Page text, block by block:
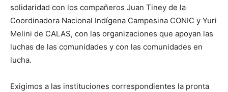
solidaridad con los compañeros Juan Tiney de la
Coordinadora Nacional Indígena Campesina CONIC y Yuri
Melini de CALAS, con las organizaciones que apoyan las
luchas de las comunidades y con las comunidades en
lucha.
Exigimos a las instituciones correspondientes la pronta